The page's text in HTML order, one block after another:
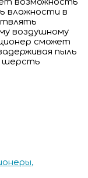
влажности в
воздушному
сможет
пыль
шерсть
,